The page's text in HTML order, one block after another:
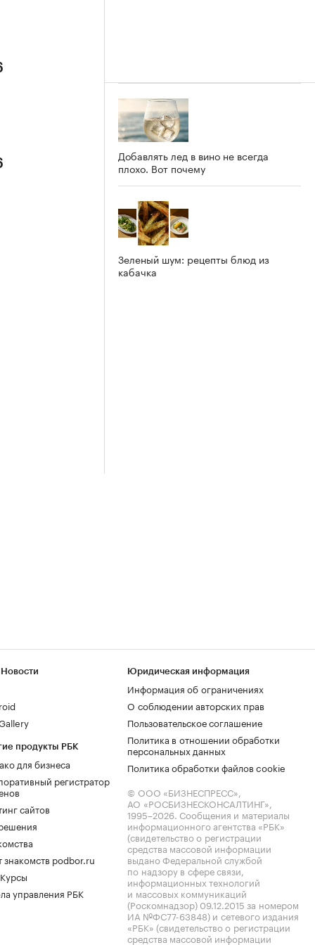
Добавлять лед в вино не всегда
плохо. Вот почему
Зеленый шум: рецепты блюд из
кабачка
продукты РБК
для бизнеса
регистратор
сайтов
знакомств podbor.ru
управления РБК
Юридическая информация
Информация об ограничениях
О соблюдении авторских прав
Пользовательское соглашение
Политика в отношении обработки
персональных данных
Политика обработки файлов cookie
© ООО «БИЗНЕСПРЕСС»,
АО «РОСБИЗНЕСКОНСАЛТИНГ»,
1995–2026. Сообщения и материалы
информационного агентства «РБК»
(свидетельство о регистрации
средства массовой информации
выдано Федеральной службой
по надзору в сфере связи,
информационных технологий
и массовых коммуникаций
(Роскомнадзор) 09.12.2015 за номером
ИА №ФС77-63848) и сетевого издания
«РБК» (свидетельство о регистрации
средства массовой информации